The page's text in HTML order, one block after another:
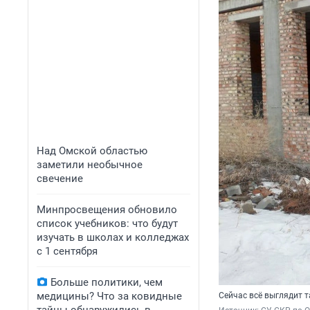
Над Омской областью
заметили необычное
свечение
Минпросвещения обновило
список учебников: что будут
изучать в школах и колледжах
с 1 сентября
Больше политики, чем
медицины? Что за ковидные
Сейчас всё выглядит